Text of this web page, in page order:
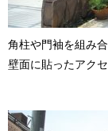
角柱や門袖を組み
壁面に貼ったアク